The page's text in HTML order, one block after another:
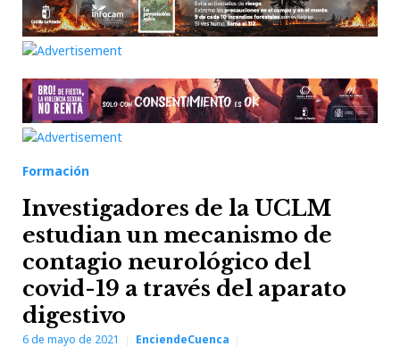
Formación
Investigadores de la UCLM
estudian un mecanismo de
contagio neurológico del
covid-19 a través del aparato
digestivo
6 de mayo de 2021 EnciendeCuenca